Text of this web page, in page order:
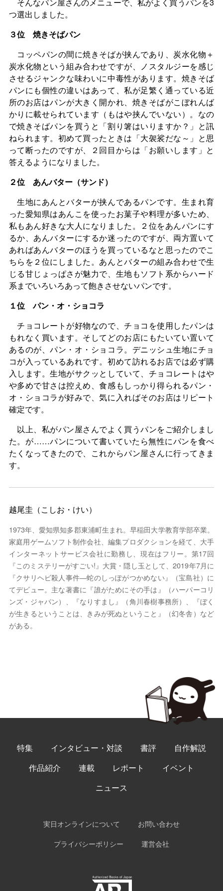
つ選出しました。
３位 焼きそばパン
コッペパンの間に焼きそばが挟んであり、炭水化物＋
炭水化物という組み合わせですが、ノスタルジーを感じ
させるジャンクな味わいに中毒性があります。焼きそば
パンにも個性の違いはあって、私が足繁く通っている近
所のお店はパンが大きく開かれ、焼きそばがこぼれんば
かりに載せられています（もはや挟んでいない）。なの
で焼きそばパンを買うと「割り箸はいりますか？」と訊
ねられます。初めて買ったときは「大袈裟だな～」と思
って断ったのですが、２回目からは「お願いします」と
答えるようになりました。
２位 あんバター（サンド）
生地にあんとバターが挟んであるパンです。生まれ育
った愛知県はあんこを使ったお菓子や料理が多いため、
私もあん好きな大人になりました。２位をあんパンにす
るか、あんバターにするか迷ったのですが、両方置いて
あればあんバターのほうを買っているなと思ったのでこ
ちらを２位にしました。あんとバターの組み合わせで生
じる甘じょっぱさが魅力で、生地もソフト系からハード
系までいろいろあって飽きさせないパンです。
１位 パン・オ・ショコラ
チョコレートが好物なので、チョコを使用したパンは
もれなく買います。そしてどのお店にもたいてい置いて
あるのが、パン・オ・ショコラ。デニッシュ生地にチョ
コが入っているあれです。初めて訪れるお店では必ず購
入します。生地がサクッとしていて、チョコレートはや
や多めで甘さは控えめ、食感もしっかり得られるパン・
オ・ショコラが好みで、気に入ればそのお店はリピート
確定です。
以上、私がパン屋さんでよく買うパンをご紹介しまし
た。が……パンについて書いていたら無性にパンを食べ
たくなってきたので、これからパン屋さんに行ってきま
す。
越尾圭（こしお・けい）
1973年、愛知県知多郡東浦町生まれ。早稲田大学教育学部卒業。
家庭用ゲームソフト制作会社、編集プロダクションを経て、大手
インターネットサービス会社に勤務し、現在はフリー。第17回
『このミステリーがすごい!』大賞・隠し玉として、2019年7月に
『クサリヘビ殺人事件―蛇のしっぽがつかめない』（宝島社）に
てデビュー。主な著書に『誰がためにその手は』（ハーパーコリ
ンズ・ジャパン）、『なりすまし』（角川春樹事務所）、『ぼく
が生きるということは、きみが死ぬということ』（幻冬舎）など
がある。
特集 インタビュー・対談 書評
自作解説
作品紹介
連載 レポート
イベント
ニュース
実日オンラインについて
お問い合わせ
プライバシーポリシー
運営会社